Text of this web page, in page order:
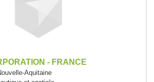
- FRANCE
Aquitaine